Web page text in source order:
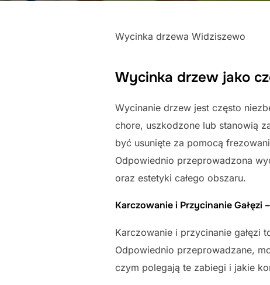
Wycinka drzewa Widziszewo
Wycinka drzew jako
Wycinanie drzew jest często
chore, uszkodzone lub stanowią
być usunięte za pomocą
Odpowiednio przeprowadzona
oraz estetyki całego obszaru.
Karczowanie i Przycinanie Gałęzi
Karczowanie i przycinanie gałęzi
Odpowiednio przeprowadzane,
czym polegają te zabiegi i jakie